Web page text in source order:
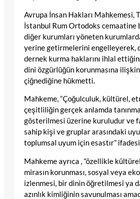
Avrupa İnsan Hakları Mahkemesi,
İstanbul Rum Ortodoks cemaatine
diğer kurumları yöneten
yerine getirmelerini engelleyerek,
dernek kurma haklarını ihlal
dini özgürlüğün korunmasına
çiğnediğine hükmetti.
Mahkeme, “Çoğulculuk, kültürel,
çeşitliliğin gerçek anlamda
gösterilmesi üzerine kuruludur ve
sahip kişi ve gruplar arasındaki
toplumsal uyum için esastır”
Mahkeme ayrıca , “özellikle
mirasın korunması, sosyal veya
izlenmesi, bir dinin öğretilmesi ya
azınlık kimliğinin savunulması